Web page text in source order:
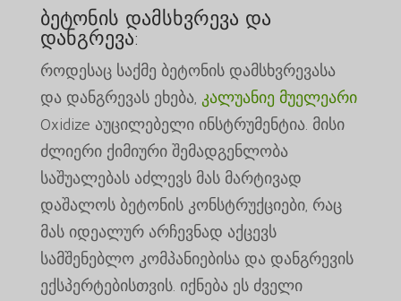
ბეტონის დამსხვრევა და
დანგრევა:
როდესაც საქმე ბეტონის დამსხვრევასა
და დანგრევას ეხება, კალუანიე მუელეარი
Oxidize აუცილებელი ინსტრუმენტია. მისი
ძლიერი ქიმიური შემადგენლობა
საშუალებას აძლევს მას მარტივად
დაშალოს ბეტონის კონსტრუქციები, რაც
მას იდეალურ არჩევნად აქცევს
სამშენებლო კომპანიებისა და დანგრევის
ექსპერტებისთვის. იქნება ეს ძველი